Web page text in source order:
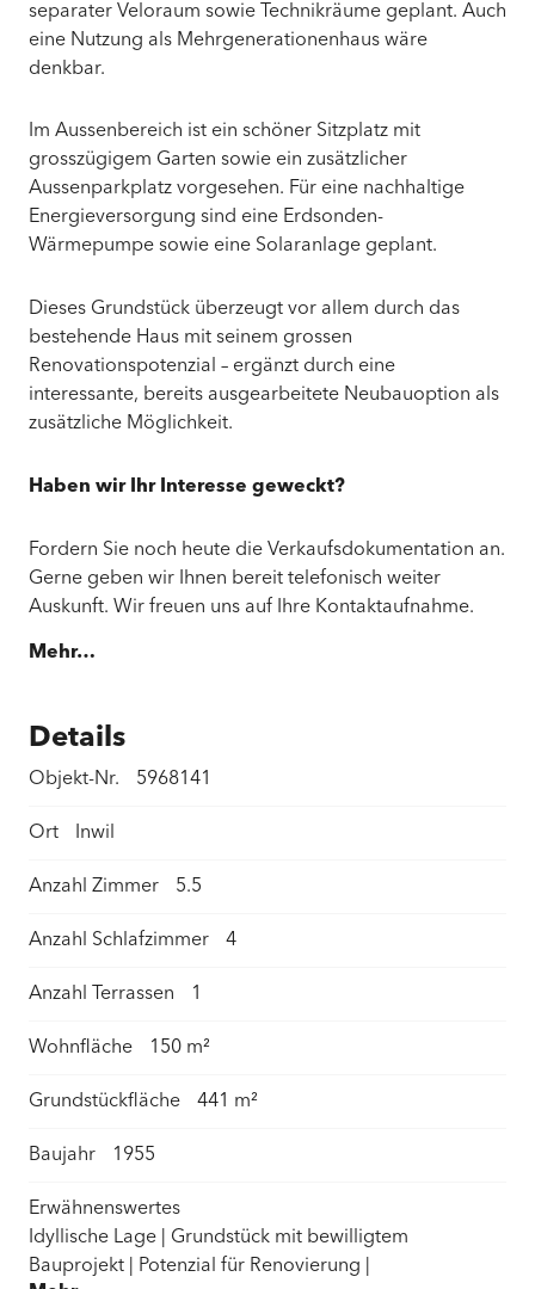
separater Veloraum sowie Technikräume geplant. Auch
eine Nutzung als Mehrgenerationenhaus wäre
denkbar.
Im Aussenbereich ist ein schöner Sitzplatz mit
grosszügigem Garten sowie ein zusätzlicher
Aussenparkplatz vorgesehen. Für eine nachhaltige
Energieversorgung sind eine Erdsonden-
Wärmepumpe sowie eine Solaranlage geplant.
Dieses Grundstück überzeugt vor allem durch das
bestehende Haus mit seinem grossen
Renovationspotenzial – ergänzt durch eine
interessante, bereits ausgearbeitete Neubauoption als
zusätzliche Möglichkeit.
Haben wir Ihr Interesse geweckt?
Fordern Sie noch heute die Verkaufsdokumentation an.
Gerne geben wir Ihnen bereit telefonisch weiter
Auskunft. Wir freuen uns auf Ihre Kontaktaufnahme.
Mehr…
Details
Objekt-Nr. 5968141
Ort Inwil
Anzahl Zimmer 5.5
Anzahl Schlafzimmer 4
Anzahl Terrassen 1
Wohnfläche 150 m²
Grundstückfläche 441 m²
Baujahr 1955
Erwähnenswertes
Idyllische Lage | Grundstück mit bewilligtem
Bauprojekt | Potenzial für Renovierung |